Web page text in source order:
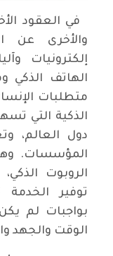
في العقود
والأخرى عن
إلكترونيات
الهاتف الذكي
متطلبات
الذكية التي
دول العالم،
المؤسسات.
الروبوت
توفير الخدمة
بواجبات لم
الوقت والجهد